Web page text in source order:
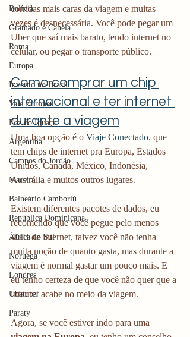
Bolívia
Gramado e Canela
Roma
Europa
Inverno no Brasil
Vale Europeu
Foz do Iguaçu
Argentina
Campos do Jordão
Maceió
Balneário Camboriú
República Dominicana
África do Sul
Noruega
Londres
Ubatuba
Paraty
corridas mais caras da viagem e muitas
vezes é desnecessária. Você pode pegar um
Uber que saí mais barato, tendo internet no
celular, ou pegar o transporte público.
Como comprar um chip
internacional e ter internet
durante a viagem
Uma boa opção é o Viaje Conectado, que
tem chips de internet pra Europa, Estados
Unidos, Canadá, México, Indonésia,
Austrália e muitos outros lugares.
Existem diferentes pacotes de dados, eu
recomendo que você pegue pelo menos
4GB de internet, talvez você não tenha
muita noção de quanto gasta, mas durante a
viagem é normal gastar um pouco mais. E
eu tenho certeza de que você não quer que a
internet acabe no meio da viagem.
Agora, se você estiver indo para uma